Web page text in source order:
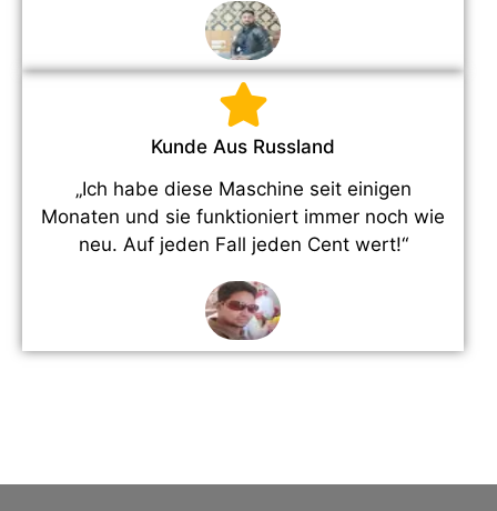
Kunde Aus Russland
„Ich habe diese Maschine seit einigen
Monaten und sie funktioniert immer noch wie
neu. Auf jeden Fall jeden Cent wert!“